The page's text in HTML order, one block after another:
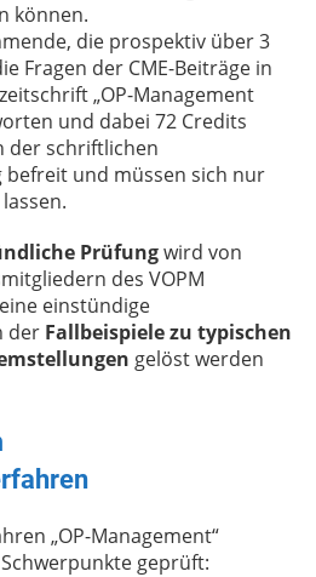
können.
die prospektiv über 3
Fragen der CME-Beiträge in
„OP-Management
und dabei 72 Credits
der schriftlichen
befreit und müssen sich nur
Prüfungwird von
des VOPM
einstündige
der Fallbeispiele zu typischen
gelöst werden
„OP-Management“
geprüft: